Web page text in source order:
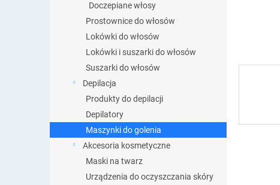
Doczepiane włosy
Prostownice do włosów
Lokówki do włosów
Lokówki i suszarki do włosów
Suszarki do włosów
Depilacja
Produkty do depilacji
Depilatory
Maszynki do golenia
Akcesoria kosmetyczne
Maski na twarz
Urządzenia do oczyszczania skóry